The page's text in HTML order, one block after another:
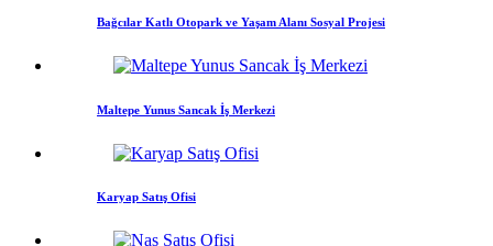
Bağcılar Katlı Otopark ve Yaşam Alanı Sosyal Projesi
Maltepe Yunus Sancak İş Merkezi
Karyap Satış Ofisi